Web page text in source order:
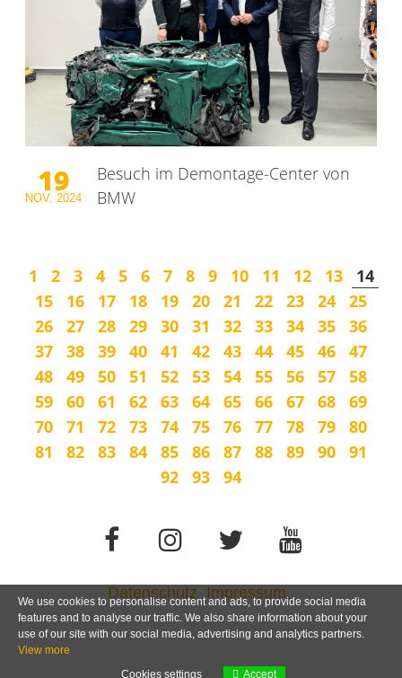
19
NOV. 2024
Besuch im Demontage-Center von
BMW
1 2 3 4 5 6 7 8 9 10 11 12 13
14
15
16 17 18 19 20 21 22 23 24 25
26 27 28 29 30 31 32 33 34 35 36
37 38 39 40 41 42 43 44 45 46 47
48 49 50 51 52 53 54 55 56 57 58
59 60 61 62 63 64 65 66 67 68 69
70 71 72 73 74 75 76 77 78 79 80
81
82 83 84 85 86 87 88 89 90 91
92 93 94
Datenschutz Impressum
We use cookies to personalise content and ads, to provide social media
features and to analyse our traffic. We also share information about your
use of our site with our social media, advertising and analytics partners.
View more
Cookies settings
Accept